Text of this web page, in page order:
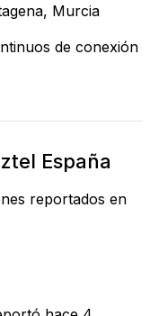
Murcia
de conexión
España
reportados en